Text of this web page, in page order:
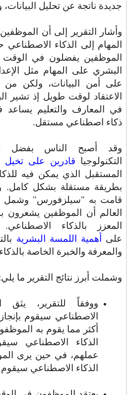
جديدة ناتجة عن تحليل
وأشار التقرير إلى أن
المهام إلى الذكاء
الموظفين يفضلون في الوقت
البشري على المهام مثل
على أمن البيانات، ولكن من
الاعتقاد لوقت طويل إذ تشير
في المعارف والتعليم يساعد
ذكاء اصطناعي مستقل.
وقد أصبح الناس بفضل
التكنولوجيا قادرين على تخيل
المستقبل الذي يمكن فيه
بطريقة مستقلة بشكل كامل.
العالم أن الموظفين يشعرون
المعزز بالذكاء
على
أهمية اللمسة البشرية
والمعرفة والخبرة الخاصة
وشملت أبرز نتائج التقرير ما
ووفقاً للتقرير، يثق
الاصطناعي سيقوم
أكثر مما يقوم به
عملهم، في حين يرى
الذكاء الاصطناعي سيقوم بـ 40% من